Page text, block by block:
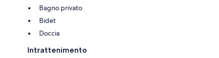
Bagno privato
Bidet
Doccia
Intrattenimento